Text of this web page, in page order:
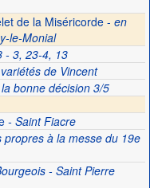
de la Miséricorde - en
le-Monial
- 3, 23-4, 13
de Vincent
bonne décision 3/5
- Saint Fiacre
à la messe du 19e
- Saint Pierre